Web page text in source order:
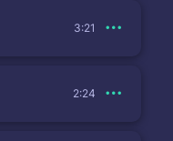
3:21
2:24